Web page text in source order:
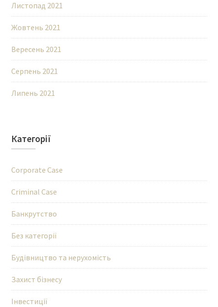
Листопад 2021
Жовтень 2021
Вересень 2021
Серпень 2021
Липень 2021
Категорії
Corporate Case
Criminal Case
Банкрутство
Без категорії
Будівництво та нерухомість
Захист бізнесу
Інвестиції